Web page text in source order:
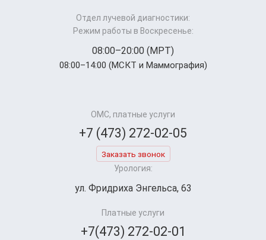
Отдел лучевой диагностики:
Режим работы в Воскресенье:
08:00–20:00 (МРТ)
08:00–14:00 (МСКТ и Маммография)
ОМС, платные услуги
+7 (473) 272-02-05
Заказать звонок
Урология:
ул. Фридриха Энгельса, 63
Платные услуги
+7(473) 272-02-01